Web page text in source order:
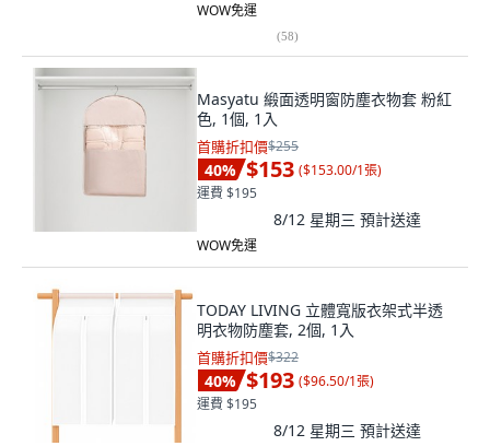
WOW免運
(58)
Masyatu 緞面透明窗防塵衣物套 粉紅
色, 1個, 1入
首購折扣價$255
40% $153 ($153.00/1張)
運費 $195
8/12 星期三 預計送達
WOW免運
TODAY LIVING 立體寬版衣架式半透
明衣物防塵套, 2個, 1入
首購折扣價$322
40% $193 ($96.50/1張)
運費 $195
8/12 星期三 預計送達